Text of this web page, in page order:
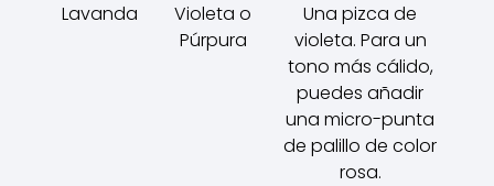
Lavanda
Violeta o
Púrpura
Una pizca de
violeta. Para un
tono más cálido,
puedes añadir
una micro-punta
de palillo de color
rosa.